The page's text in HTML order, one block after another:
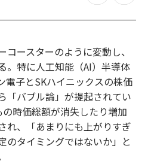
o
u
o
n
ースターのように変動し、
。特に人工知能（AI）半導体
電子とSKハイニックスの株価
「バブル論」が提起されてい
時価総額が消失したり増加
れ、「あまりにも上がりすぎ
のタイミングではないか」と